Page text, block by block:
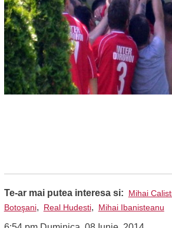
Te-ar mai putea interesa si: Mihai
Botoşani, Real Hudesti, Mihai Ibanisteanu